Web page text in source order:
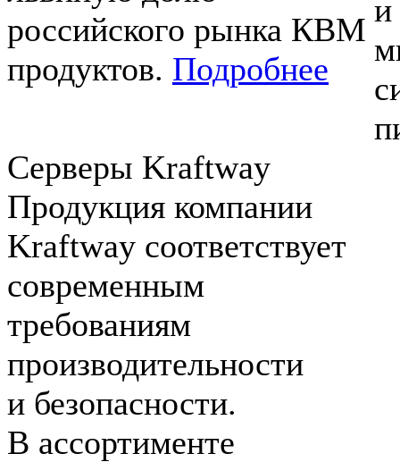
российского рынка КВМ
продуктов. Подробнее
и
Серверы Kraftway
Продукция компании
Kraftway соответствует
современным
требованиям
производительности
и безопасности.
В ассортименте